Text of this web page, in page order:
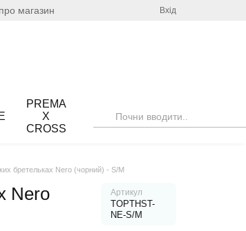
магазин Вхід
PREMA
X
CROSS
бретельках Nero (чорний) - S/M
Nero
Артикул
TOPTHST-
NE-S/M